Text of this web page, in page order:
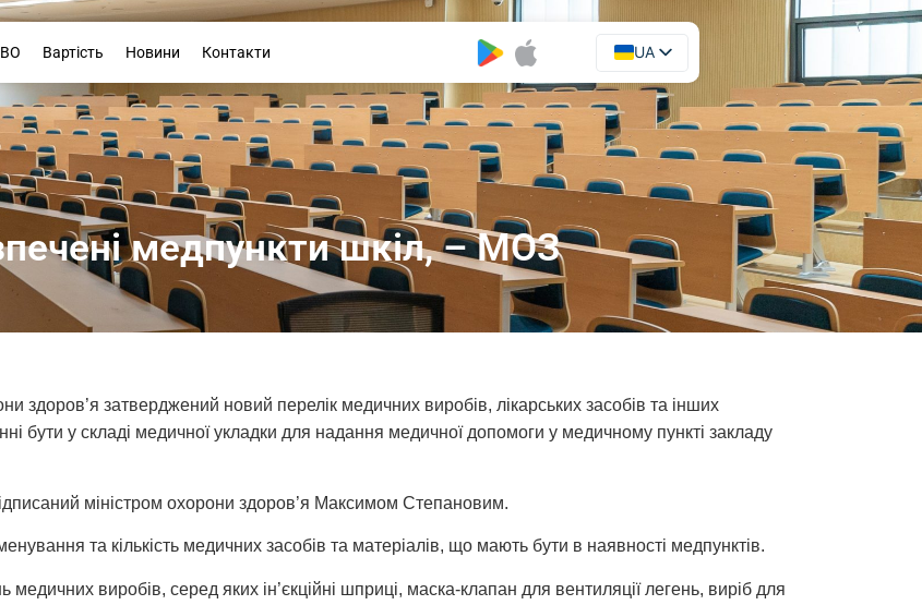
Вартість Новини Контакти
UA
EN
медпункти шкіл, – МОЗ
здоров’я затверджений новий перелік медичних виробів, лікарських засобів та інших
бути у складі медичної укладки для надання медичної допомоги у медичному пункті закладу
міністром охорони здоров’я Максимом Степановим.
та кількість медичних засобів та матеріалів, що мають бути в наявності медпунктів.
виробів, серед яких ін’єкційні шприці, маска-клапан для вентиляції легень, виріб для